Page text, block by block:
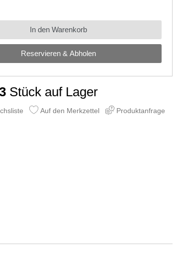
Reservieren & Abholen
In den Warenkorb
Stück auf Lager
Auf den Merkzettel Produktanfrage